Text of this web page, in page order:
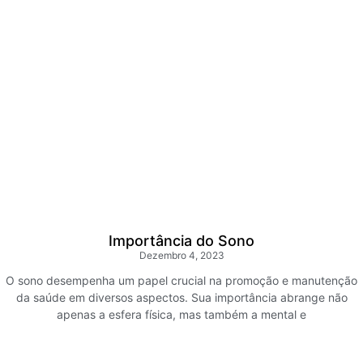
Importância do Sono
Dezembro 4, 2023
O sono desempenha um papel crucial na promoção e manutenção
da saúde em diversos aspectos. Sua importância abrange não
apenas a esfera física, mas também a mental e